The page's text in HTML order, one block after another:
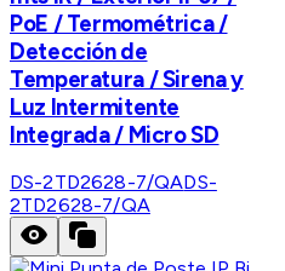
PoE / Termométrica /
Detección de
Temperatura / Sirena y
Luz Intermitente
Integrada / Micro SD
DS-2TD2628-7/QADS-
2TD2628-7/QA